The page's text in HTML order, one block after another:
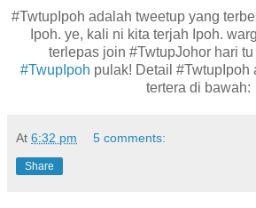
#TwtupIpoh adalah tweetup yang
Ipoh. ye, kali ni kita terjah Ipoh.
terlepas join #TwtupJohor hari
#TwupIpoh pulak! Detail #TwtupIpoh
tertera di bawah:
At 6:32 pm 5 comments:
Share